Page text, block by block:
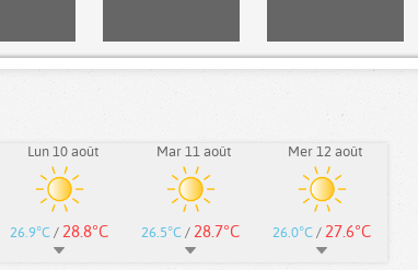
Lun 10 août
26.9°C / 28.8°C
Mar 11 août
26.5°C / 28.7°C
Mer 12 août
26.0°C / 27.6°C